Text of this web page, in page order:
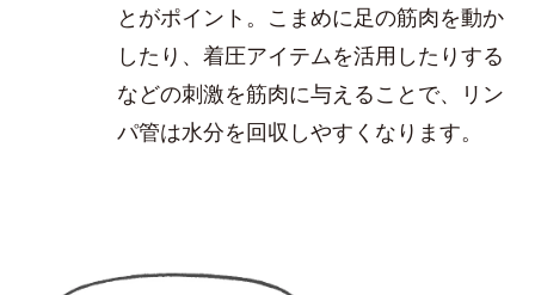
とがポイント。こまめに足の筋肉を動か
したり、着圧アイテムを活用したりする
などの刺激を筋肉に与えることで、リン
パ管は水分を回収しやすくなります。